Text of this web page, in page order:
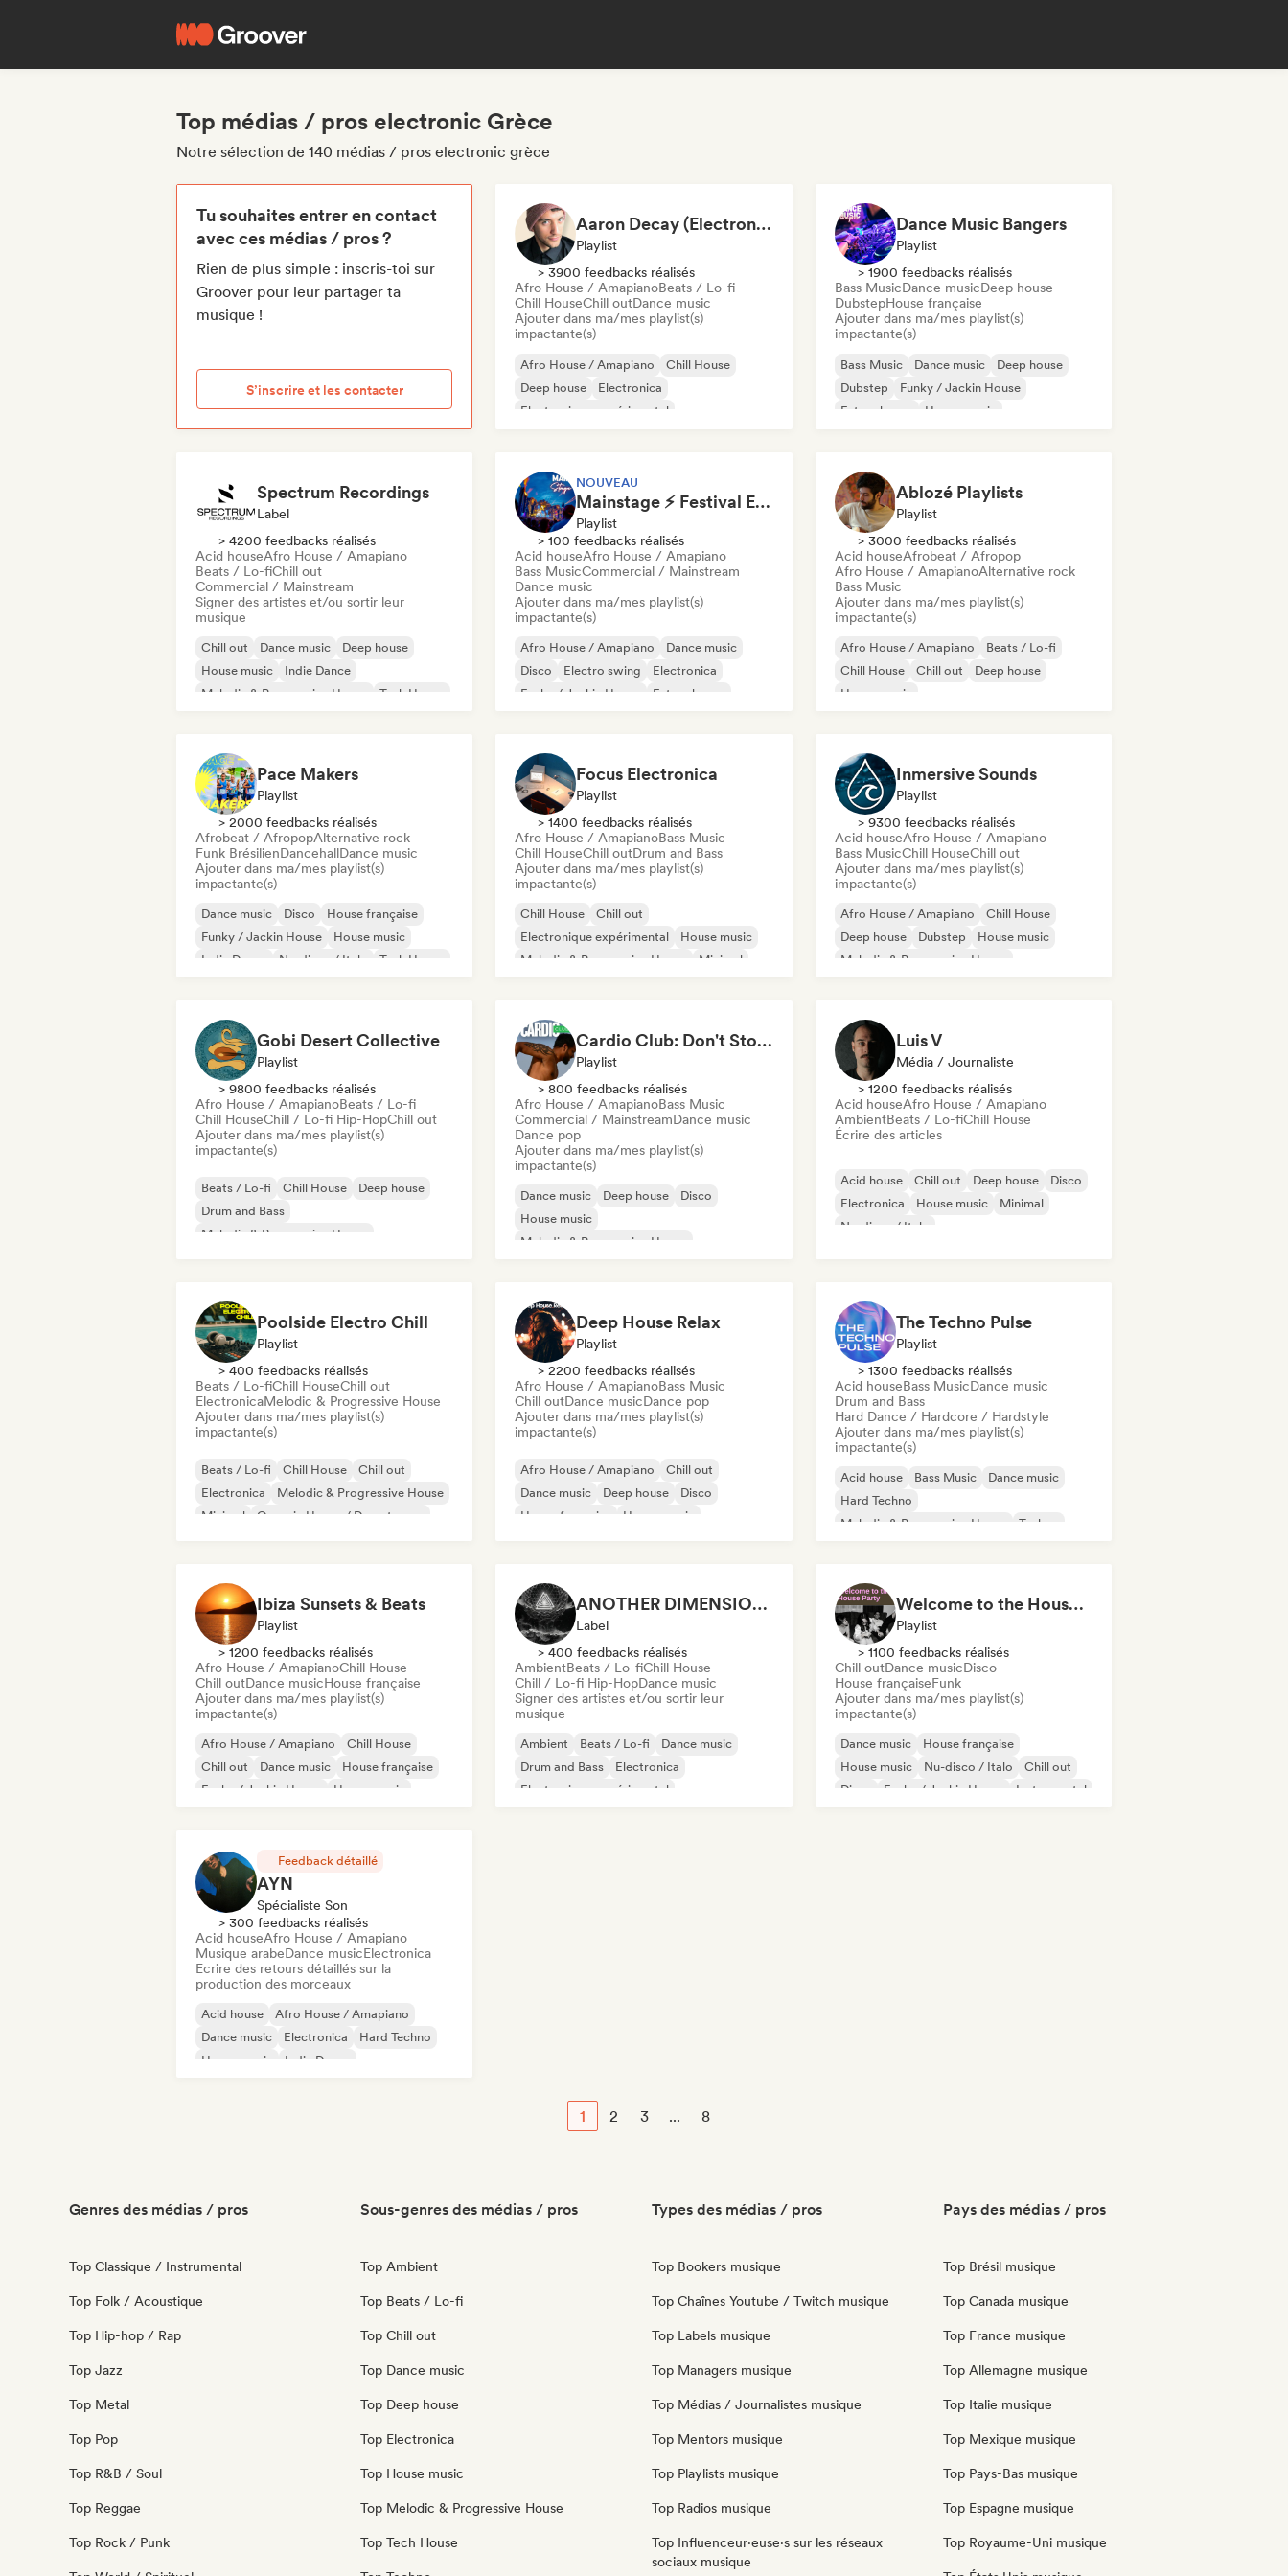
Top médias / pros electronic Grèce
Notre sélection de 140 médias / pros electronic grèce
Tu souhaites entrer en contact
avec ces médias / pros ?
Rien de plus simple : inscris-toi sur
Groover pour leur partager ta
musique !
S’inscrire et les contacter
Aaron Decay (Electronic Dream & Chill Electronic Dream playlists)
Playlist
> 3900 feedbacks réalisés
Afro House / AmapianoBeats / Lo-fi
Chill HouseChill outDance music
Ajouter dans ma/mes playlist(s)
impactante(s)
Afro House / Amapiano
Chill House
Deep house
Electronica
Electronique expérimental
Dance Music Bangers
Playlist
> 1900 feedbacks réalisés
Bass MusicDance musicDeep house
DubstepHouse française
Ajouter dans ma/mes playlist(s)
impactante(s)
Bass Music Dance music
Deep house
Dubstep
Funky / Jackin House
Future house
House music
Spectrum Recordings
Label
> 4200 feedbacks réalisés
Acid houseAfro House / Amapiano
Beats / Lo-fiChill out
Commercial / Mainstream
Signer des artistes et/ou sortir leur
musique
Chill out Dance music
Deep house
House music
Indie Dance
Melodic & Progressive House
Tech House
NOUVEAU
Mainstage ⚡ Festival EDM, Big Room & House Anthems
Playlist
> 100 feedbacks réalisés
Acid houseAfro House / Amapiano
Bass MusicCommercial / Mainstream
Dance music
Ajouter dans ma/mes playlist(s)
impactante(s)
Afro House / Amapiano
Dance music
Disco
Electro swing
Electronica
Funky / Jackin House
Future house
Ablozé Playlists
Playlist
> 3000 feedbacks réalisés
Acid houseAfrobeat / Afropop
Afro House / AmapianoAlternative rock
Bass Music
Ajouter dans ma/mes playlist(s)
impactante(s)
Afro House / Amapiano
Beats / Lo-fi
Chill House
Chill out
Deep house
House music
Pace Makers
Playlist
> 2000 feedbacks réalisés
Afrobeat / AfropopAlternative rock
Funk BrésilienDancehallDance music
Ajouter dans ma/mes playlist(s)
impactante(s)
Dance music Disco
House française
Funky / Jackin House
House music
Indie Dance
Nu-disco / Italo Tech House
Focus Electronica
Playlist
> 1400 feedbacks réalisés
Afro House / AmapianoBass Music
Chill HouseChill outDrum and Bass
Ajouter dans ma/mes playlist(s)
impactante(s)
Chill House
Chill out
Electronique expérimental
House music
Melodic & Progressive House
Minimal
Inmersive Sounds
Playlist
> 9300 feedbacks réalisés
Acid houseAfro House / Amapiano
Bass MusicChill HouseChill out
Ajouter dans ma/mes playlist(s)
impactante(s)
Afro House / Amapiano
Chill House
Deep house
Dubstep
House music
Melodic & Progressive House
Gobi Desert Collective
Playlist
> 9800 feedbacks réalisés
Afro House / AmapianoBeats / Lo-fi
Chill HouseChill / Lo-fi Hip-HopChill out
Ajouter dans ma/mes playlist(s)
impactante(s)
Beats / Lo-fi Chill House
Deep house
Drum and Bass
Melodic & Progressive House
Afro House / Amapiano
Cardio Club: Don't Stop! 💦
Playlist
> 800 feedbacks réalisés
Afro House / AmapianoBass Music
Commercial / MainstreamDance music
Dance pop
Ajouter dans ma/mes playlist(s)
impactante(s)
Dance music Deep house
Disco
House music
Melodic & Progressive House
Luis V
Média / Journaliste
> 1200 feedbacks réalisés
Acid houseAfro House / Amapiano
AmbientBeats / Lo-fiChill House
Écrire des articles
Acid house Chill out Deep house
Disco
Electronica
House music
Minimal
Nu-disco / Italo
Poolside Electro Chill
Playlist
> 400 feedbacks réalisés
Beats / Lo-fiChill HouseChill out
ElectronicaMelodic & Progressive House
Ajouter dans ma/mes playlist(s)
impactante(s)
Beats / Lo-fi Chill House
Chill out
Electronica
Melodic & Progressive House
Minimal
Organic House / Downtempo
Deep House Relax
Playlist
> 2200 feedbacks réalisés
Afro House / AmapianoBass Music
Chill outDance musicDance pop
Ajouter dans ma/mes playlist(s)
impactante(s)
Afro House / Amapiano
Chill out
Dance music
Deep house
Disco
House française
House music
The Techno Pulse
Playlist
> 1300 feedbacks réalisés
Acid houseBass MusicDance music
Drum and Bass
Hard Dance / Hardcore / Hardstyle
Ajouter dans ma/mes playlist(s)
impactante(s)
Acid house Bass Music
Dance music
Hard Techno
Melodic & Progressive House
Techno
Ibiza Sunsets & Beats
Playlist
> 1200 feedbacks réalisés
Afro House / AmapianoChill House
Chill outDance musicHouse française
Ajouter dans ma/mes playlist(s)
impactante(s)
Afro House / Amapiano
Chill House
Chill out
Dance music
House française
Funky / Jackin House
House music
ANOTHER DIMENSION MUSIC
Label
> 400 feedbacks réalisés
AmbientBeats / Lo-fiChill House
Chill / Lo-fi Hip-HopDance music
Signer des artistes et/ou sortir leur
musique
Ambient Beats / Lo-fi
Dance music
Drum and Bass
Electronica
Electronique expérimental
Welcome to the House Party
Playlist
> 1100 feedbacks réalisés
Chill outDance musicDisco
House françaiseFunk
Ajouter dans ma/mes playlist(s)
impactante(s)
Dance music
House française
House music
Nu-disco / Italo
Chill out
Disco
Funky / Jackin House Instrumental
Feedback détaillé
AYN
Spécialiste Son
> 300 feedbacks réalisés
Acid houseAfro House / Amapiano
Musique arabeDance musicElectronica
Ecrire des retours détaillés sur la
production des morceaux
Acid house
Afro House / Amapiano
Dance music
Electronica
Hard Techno
House music
Indie Dance
1 2 3 ... 8
Genres des médias / pros
Top Classique / Instrumental
Top Folk / Acoustique
Top Hip-hop / Rap
Top Jazz
Top Metal
Top Pop
Top R&B / Soul
Top Reggae
Top Rock / Punk
Sous-genres des médias / pros
Top Ambient
Top Beats / Lo-fi
Top Chill out
Top Dance music
Top Deep house
Top Electronica
Top House music
Top Melodic & Progressive House
Top Tech House
Types des médias / pros
Top Bookers musique
Top Chaînes Youtube / Twitch musique
Top Labels musique
Top Managers musique
Top Médias / Journalistes musique
Top Mentors musique
Top Playlists musique
Top Radios musique
Top Influenceur·euse·s sur les réseaux
sociaux musique
Pays des médias / pros
Top Brésil musique
Top Canada musique
Top France musique
Top Allemagne musique
Top Italie musique
Top Mexique musique
Top Pays-Bas musique
Top Espagne musique
Top Royaume-Uni musique